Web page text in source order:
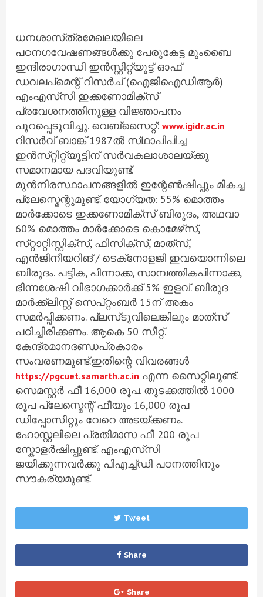
ധനശാസ്‌ത്രമേഖലയിലെ
പഠനഗവേഷണങ്ങൾക്കു പേരുകേട്ട മുംബൈ
ഇന്ദിരാഗാന്ധി ഇൻസ്റ്റിറ്റ്യൂട്ട് ഓഫ്
ഡവലപ്മെന്റ് റിസർച് (ഐജിഐഡിആർ)
എംഎസ്‌സി ഇക്കണോമിക്സ്
പ്രവേശനത്തിനുള്ള വിജ്ഞാപനം
പുറപ്പെടുവിച്ചു. വെബ്സൈറ്റ്: www.igidr.ac.in
റിസർവ് ബാങ്ക് 1987ൽ സ്‌ഥാപിപിച്ച
ഇൻസ്‌റ്റിറ്റ്യൂട്ടിന് സർവകലാശാലയ്ക്കു
സമാനമായ പദവിയുണ്ട്.
മുൻനിരസ്ഥാപനങ്ങളിൽ ഇന്റേൺഷിപ്പും മികച്ച
പ്ലേസ്മെന്റുമുണ്ട്. യോഗ്യത: 55% മൊത്തം
മാർക്കോടെ ഇക്കണോമിക്‌സ് ബിരുദം, അഥവാ
60% മൊത്തം മാർക്കോടെ കൊമേഴ്‌സ്,
സ്‌റ്റാറ്റിസ്റ്റിക്സ്, ഫിസിക്‌സ്, മാത്‌സ്,
എൻജിനീയറിങ് / ടെക്‌നോളജി ഇവയൊന്നിലെ
ബിരുദം. പട്ടിക, പിന്നാക്ക, സാമ്പത്തികപിന്നാക്ക,
ഭിന്നശേഷി വിഭാഗക്കാർക്ക് 5% ഇളവ്. ബിരുദ
മാർക്ക്‌ലിസ്റ്റ് സെപ്റ്റംബർ 15ന് അകം
സമർപ്പിക്കണം. പ്ലസ്‌ടുവിലെങ്കിലും മാത്‌സ്
പഠിച്ചിരിക്കണം. ആകെ 50 സീറ്റ്.
കേന്ദ്രമാനദണ്ഡപ്രകാരം
സംവരണമുണ്ട്.ഇതിന്റെ വിവരങ്ങൾ
https://pgcuet.samarth.ac.in എന്ന സൈറ്റിലുണ്ട്.
സെമസ്റ്റർ ഫീ 16,000 രൂപ. തുടക്കത്തിൽ 1000
രൂപ പ്ലേസ്മെന്റ് ഫീയും 16,000 രൂപ
ഡിപ്പോസിറ്റും വേറെ അടയ്ക്കണം.
ഹോസ്റ്റലിലെ പ്രതിമാസ ഫീ 200 രൂപ
സ്കോളർഷിപ്പുണ്ട്. എംഎസ്‌സി
ജയിക്കുന്നവർക്കു പിഎച്ച്ഡി പഠനത്തിനും
സൗകര്യമുണ്ട്.
Tweet
Share
Share